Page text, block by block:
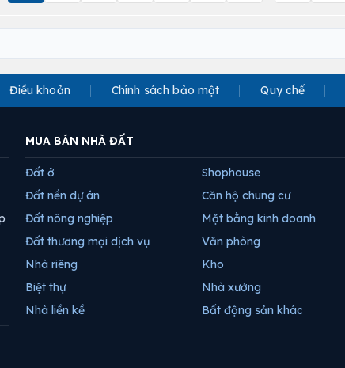
Điều khoản Chính sách bảo mật Quy chế
MUA BÁN NHÀ ĐẤT
Đất ở
Đất nền dự án
Đất nông nghiệp
Đất thương mại dịch vụ
Nhà riêng
Biệt thự
Nhà liền kề
Shophouse
Căn hộ chung cư
Mặt bằng kinh doanh
Văn phòng
Kho
Nhà xưởng
Bất động sản khác